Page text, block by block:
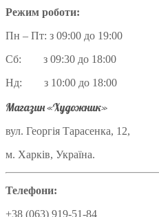
Режим роботи:
Пн – Пт: з 09:00 до 19:00
Сб: з 09:30 до 18:00
Нд: з 10:00 до 18:00
Магазин «Художник»
вул. Георгія Тарасенка, 12,
м. Харків, Україна.
Телефони:
+38 (063) 919-51-84